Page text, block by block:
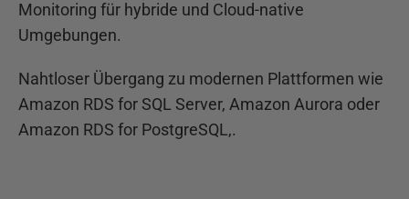
Monitoring für hybride und Cloud-native
Umgebungen.
Nahtloser Übergang zu modernen Plattformen wie
Amazon RDS for SQL Server, Amazon Aurora oder
Amazon RDS for PostgreSQL,.